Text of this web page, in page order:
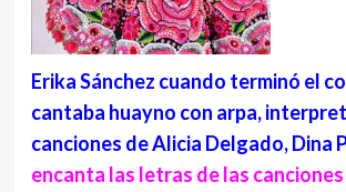
Erika Sánchez cuando terminó el
cantaba huayno con arpa,
canciones de Alicia Delgado, Dina
encanta las letras de las canciones